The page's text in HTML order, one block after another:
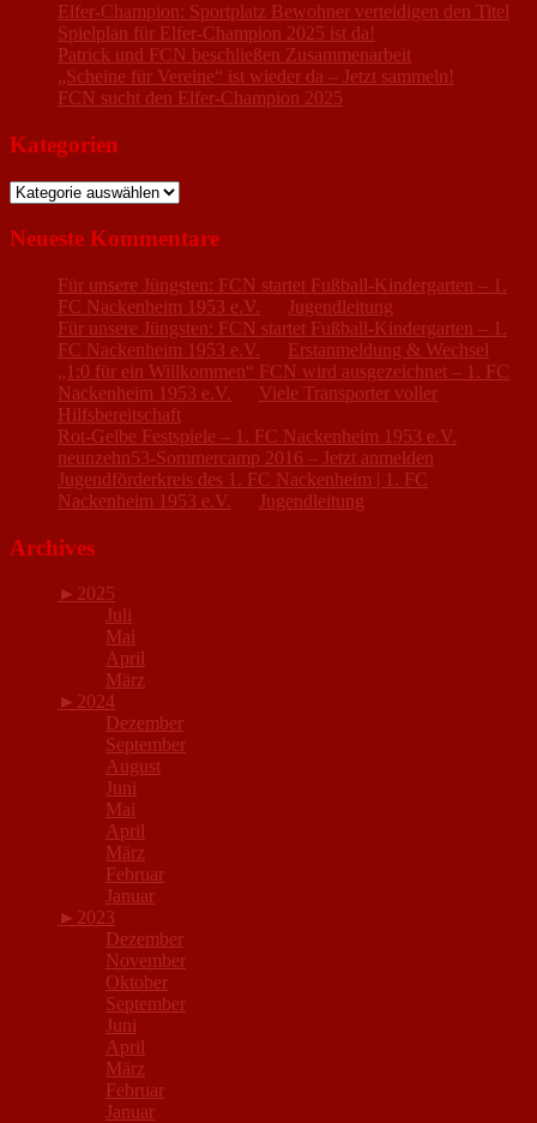
Elfer-Champion: Sportplatz Bewohner verteidigen den Titel
Spielplan für Elfer-Champion 2025 ist da!
Patrick und FCN beschließen Zusammenarbeit
„Scheine für Vereine“ ist wieder da – Jetzt sammeln!
FCN sucht den Elfer-Champion 2025
Kategorien
Kategorien
Neueste Kommentare
Für unsere Jüngsten: FCN startet Fußball-Kindergarten – 1.
FC Nackenheim 1953 e.V.
Jugendleitung
Für unsere Jüngsten: FCN startet Fußball-Kindergarten – 1.
FC Nackenheim 1953 e.V.
Erstanmeldung & Wechsel
„1:0 für ein Willkommen“ FCN wird ausgezeichnet – 1. FC
Nackenheim 1953 e.V.
Viele Transporter voller
Hilfsbereitschaft
Rot-Gelbe Festspiele – 1. FC Nackenheim 1953 e.V.
neunzehn53-Sommercamp 2016 – Jetzt anmelden
Jugendförderkreis des 1. FC Nackenheim | 1. FC
Nackenheim 1953 e.V.
Jugendleitung
Archives
► 2025
Juli
Mai
April
März
► 2024
Dezember
September
August
Juni
Mai
April
März
Februar
Januar
► 2023
Dezember
November
Oktober
September
Juni
April
März
Februar
Januar